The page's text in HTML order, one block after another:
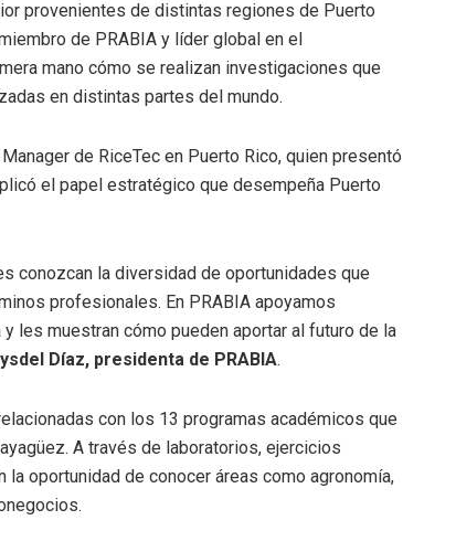
provenientes de distintas regiones de Puerto
de PRABIA y líder global en el
mano cómo se realizan investigaciones que
en distintas partes del mundo.
de RiceTec en Puerto Rico, quien presentó
el papel estratégico que desempeña Puerto
conozcan la diversidad de oportunidades que
profesionales. En PRABIA apoyamos
les muestran cómo pueden aportar al futuro de la
Díaz, presidenta de PRABIA.
con los 13 programas académicos que
A través de laboratorios, ejercicios
oportunidad de conocer áreas como agronomía,